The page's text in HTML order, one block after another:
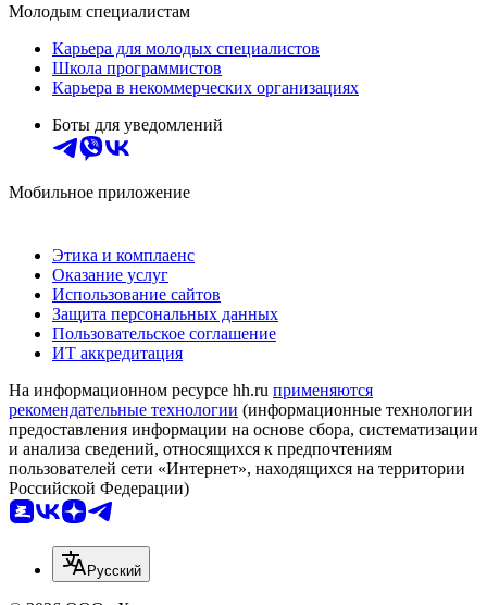
Молодым специалистам
Карьера для молодых специалистов
Школа программистов
Карьера в некоммерческих организациях
Боты для уведомлений
Мобильное приложение
Этика и комплаенс
Оказание услуг
Использование сайтов
Защита персональных данных
Пользовательское соглашение
ИТ аккредитация
На информационном ресурсе hh.ru применяются
рекомендательные технологии (информационные технологии
предоставления информации на основе сбора, систематизации
и анализа сведений, относящихся к предпочтениям
пользователей сети «Интернет», находящихся на территории
Российской Федерации)
Русский